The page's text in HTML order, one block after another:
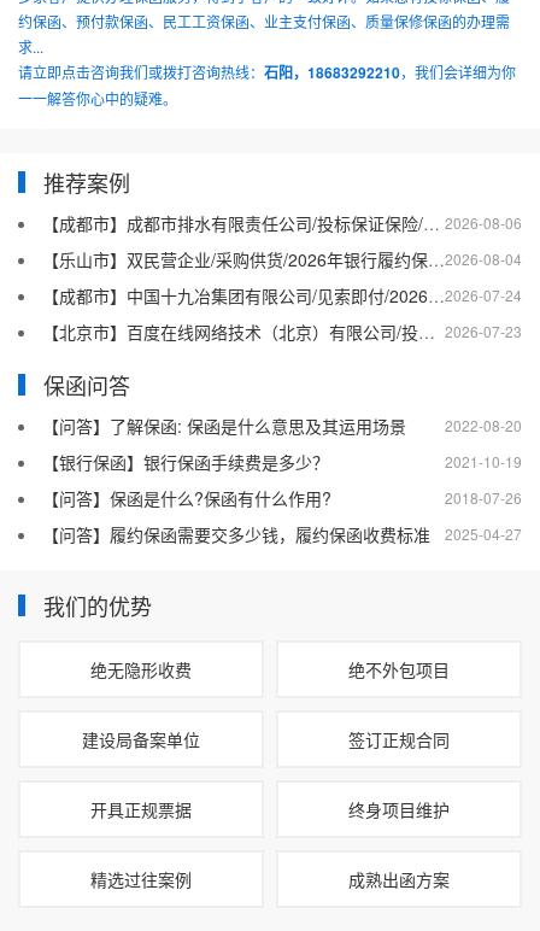
约保函、预付款保函、民工工资保函、业主支付保函、质量保修保函的办理需
求...
请立即点击咨询我们或拨打咨询热线： 石阳，18683292210，我们会详细为你
一一解答你心中的疑难。
推荐案例
2026-08-06
【成都市】成都市排水有限责任公司/投标保证保险/2026银行投标保函十三
2026-08-04
【乐山市】双民营企业/采购供货/2026年银行履约保函四十二
2026-07-24
【成都市】中国十九冶集团有限公司/见索即付/2026年银行履约保函四十一
2026-07-23
【北京市】百度在线网络技术（北京）有限公司/投标保函/2026银行投标保函十二
保函问答
2022-08-20
【问答】了解保函: 保函是什么意思及其运用场景
2021-10-19
【银行保函】银行保函手续费是多少？
2018-07-26
【问答】保函是什么?保函有什么作用?
2025-04-27
【问答】履约保函需要交多少钱，履约保函收费标准
我们的优势
绝无隐形收费 绝不外包项目
建设局备案单位 签订正规合同
开具正规票据 终身项目维护
精选过往案例 成熟出函方案